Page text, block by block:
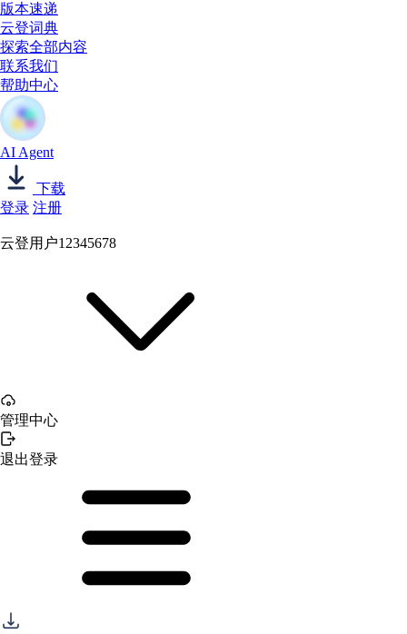
版本速递
云登词典
探索全部内容
联系我们
帮助中心
AI Agent
下载
登录 注册
云登用户12345678
管理中心
退出登录